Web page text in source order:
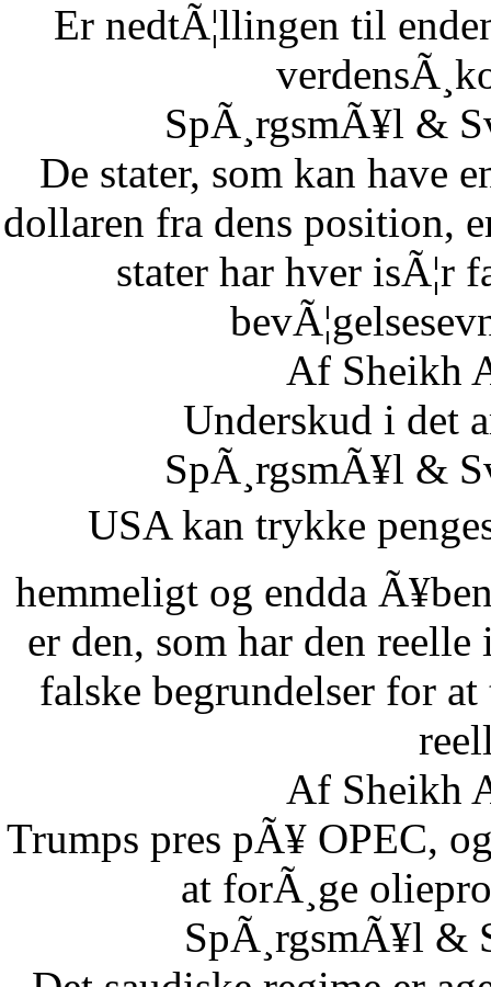
Er nedtÃ¦llingen til
SpÃ¸rgsmÃ¥l &
De stater, som kan have
dollaren fra dens position,
stater har hver isÃ¦r
Af Sheikh
Underskud i det
SpÃ¸rgsmÃ¥l &
USA kan trykke
hemmeligt og endda
er den, som har den
falske begrundelser for
Af Sheikh
Trumps pres pÃ¥ OPEC,
at forÃ¸ge
SpÃ¸rgsmÃ¥l &